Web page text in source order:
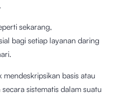
sekarang,
bagi setiap layanan daring
basis atau
sistematis dalam suatu